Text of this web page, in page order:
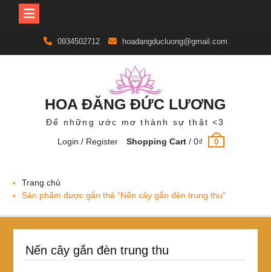
content
0934502712 hoadangducluong@gmail.com
HOA ĐĂNG ĐỨC LƯƠNG
Để những ước mơ thành sự thật <3
Login / Register
Shopping Cart /0₫ 0
Trang chủ
Sản phẩm được gắn thẻ “Nến cây gắn đèn trung thu”
Nến cây gắn đèn trung thu